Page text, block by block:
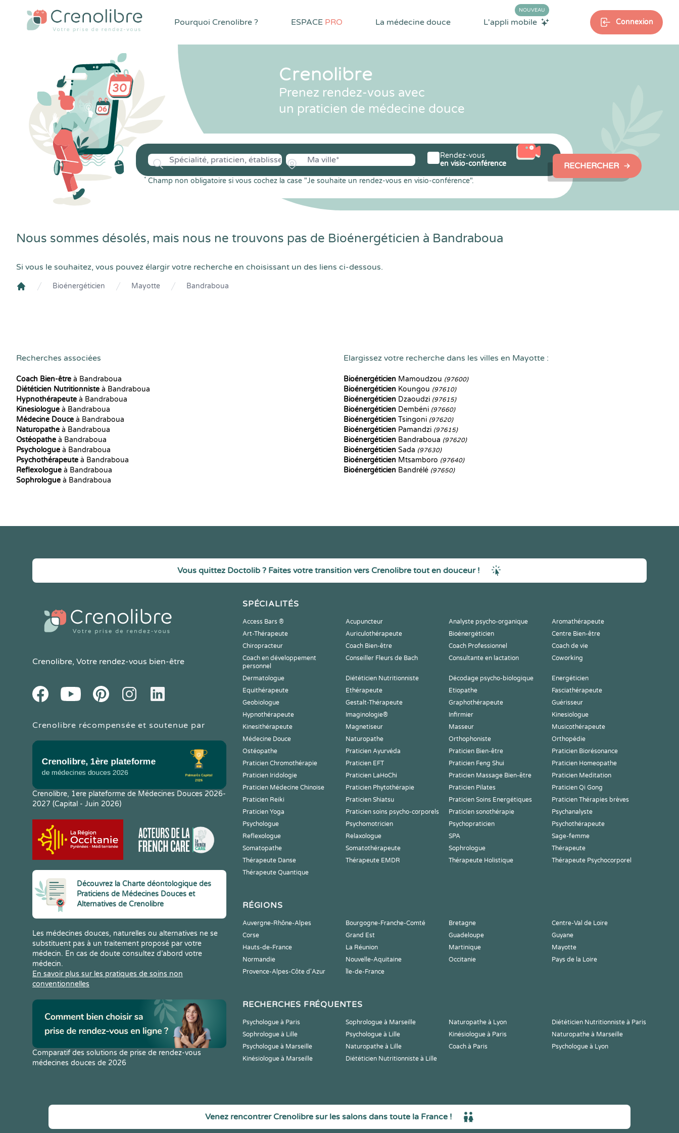
Pourquoi Crenolibre ? ESPACE PRO La médecine douce L'appli mobile
NOUVEAU
Connexion
Crenolibre
Prenez rendez-vous avec
un praticien de médecine douce
* Champ non obligatoire si vous cochez la case "Je souhaite un rendez-vous en visio-conférence".
Rendez-vous
en visio-conférence
RECHERCHER
Nous sommes désolés, mais nous ne trouvons pas de Bioénergéticien à Bandraboua
Si vous le souhaitez, vous pouvez élargir votre recherche en choisissant un des liens ci-dessous.
Bioénergéticien Mayotte Bandraboua
Recherches associées
Coach Bien-être à Bandraboua
Diététicien Nutritionniste à Bandraboua
Hypnothérapeute à Bandraboua
Kinesiologue à Bandraboua
Médecine Douce à Bandraboua
Naturopathe à Bandraboua
Ostéopathe à Bandraboua
Psychologue à Bandraboua
Psychothérapeute à Bandraboua
Reflexologue à Bandraboua
Sophrologue à Bandraboua
Elargissez votre recherche dans les villes en Mayotte :
Bioénergéticien Mamoudzou (97600)
Bioénergéticien Koungou (97610)
Bioénergéticien Dzaoudzi (97615)
Bioénergéticien Dembéni (97660)
Bioénergéticien Tsingoni (97620)
Bioénergéticien Pamandzi (97615)
Bioénergéticien Bandraboua (97620)
Bioénergéticien Sada (97630)
Bioénergéticien Mtsamboro (97640)
Bioénergéticien Bandrélé (97650)
Vous quittez Doctolib ? Faites votre transition vers Crenolibre tout en douceur !
Crenolibre, Votre rendez-vous bien-être
FacebookYoutube PinteresetInstagramLinkedIn
Crenolibre récompensée et soutenue par
Crenolibre, 1ere plateforme de Médecines Douces 2026-
2027 (Capital - Juin 2026)
Découvrez la Charte déontologique des
Praticiens de Médecines Douces et
Alternatives de Crenolibre
Les médecines douces, naturelles ou alternatives ne se
substituent pas à un traitement proposé par votre
médecin. En cas de doute consultez d’abord votre
médecin.
En savoir plus sur les pratiques de soins non
conventionnelles
Comparatif des solutions de prise de rendez-vous
médecines douces de 2026
SPÉCIALITÉS
Access Bars ® Acupuncteur Analyste psycho-organique
Aromathérapeute
Art-Thérapeute
Auriculothérapeute Bioénergéticien
Centre Bien-être
Chiropracteur
Coach Bien-être Coach Professionnel
Coach de vie
Coach en développement
personnel
Conseiller Fleurs de Bach Consultante en lactation Coworking
Dermatologue Diététicien Nutritionniste Décodage psycho-biologique
Energéticien
Equithérapeute
Ethérapeute Etiopathe
Fasciathérapeute
Geobiologue
Gestalt-Thérapeute Graphothérapeute
Guérisseur
Hypnothérapeute
Imaginologie® Infirmier
Kinesiologue
Kinesithérapeute
Magnetiseur Masseur
Musicothérapeute
Médecine Douce
Naturopathe Orthophoniste
Orthopédie
Ostéopathe
Praticien Ayurvéda Praticien Bien-être
Praticien Biorésonance
Praticien Chromothérapie
Praticien EFT Praticien Feng Shui
Praticien Homeopathe
Praticien Iridologie
Praticien LaHoChi Praticien Massage Bien-être
Praticien Meditation
Praticien Médecine Chinoise
Praticien Phytothérapie Praticien Pilates
Praticien Qi Gong
Praticien Reiki
Praticien Shiatsu Praticien Soins Energétiques
Praticien Thérapies brèves
Praticien Yoga
Praticien soins psycho-corporels Praticien sonothérapie
Psychanalyste
Psychologue
Psychomotricien Psychopraticien
Psychothérapeute
Reflexologue
Relaxologue SPA
Sage-femme
Somatopathe
Somatothérapeute Sophrologue
Thérapeute
Thérapeute Danse
Thérapeute EMDR Thérapeute Holistique
Thérapeute Psychocorporel
Thérapeute Quantique
RÉGIONS
Auvergne-Rhône-Alpes Bourgogne-Franche-Comté Bretagne
Centre-Val de Loire
Corse
Grand Est Guadeloupe
Guyane
Hauts-de-France
La Réunion Martinique
Mayotte
Normandie
Nouvelle-Aquitaine Occitanie
Pays de la Loire
Provence-Alpes-Côte d'Azur
Île-de-France
RECHERCHES FRÉQUENTES
Psychologue à Paris Sophrologue à Marseille Naturopathe à Lyon
Diététicien Nutritionniste à Paris
Sophrologue à Lille
Psychologue à Lille Kinésiologue à Paris
Naturopathe à Marseille
Psychologue à Marseille
Naturopathe à Lille Coach à Paris
Psychologue à Lyon
Kinésiologue à Marseille
Diététicien Nutritionniste à Lille
Venez rencontrer Crenolibre sur les salons dans toute la France !